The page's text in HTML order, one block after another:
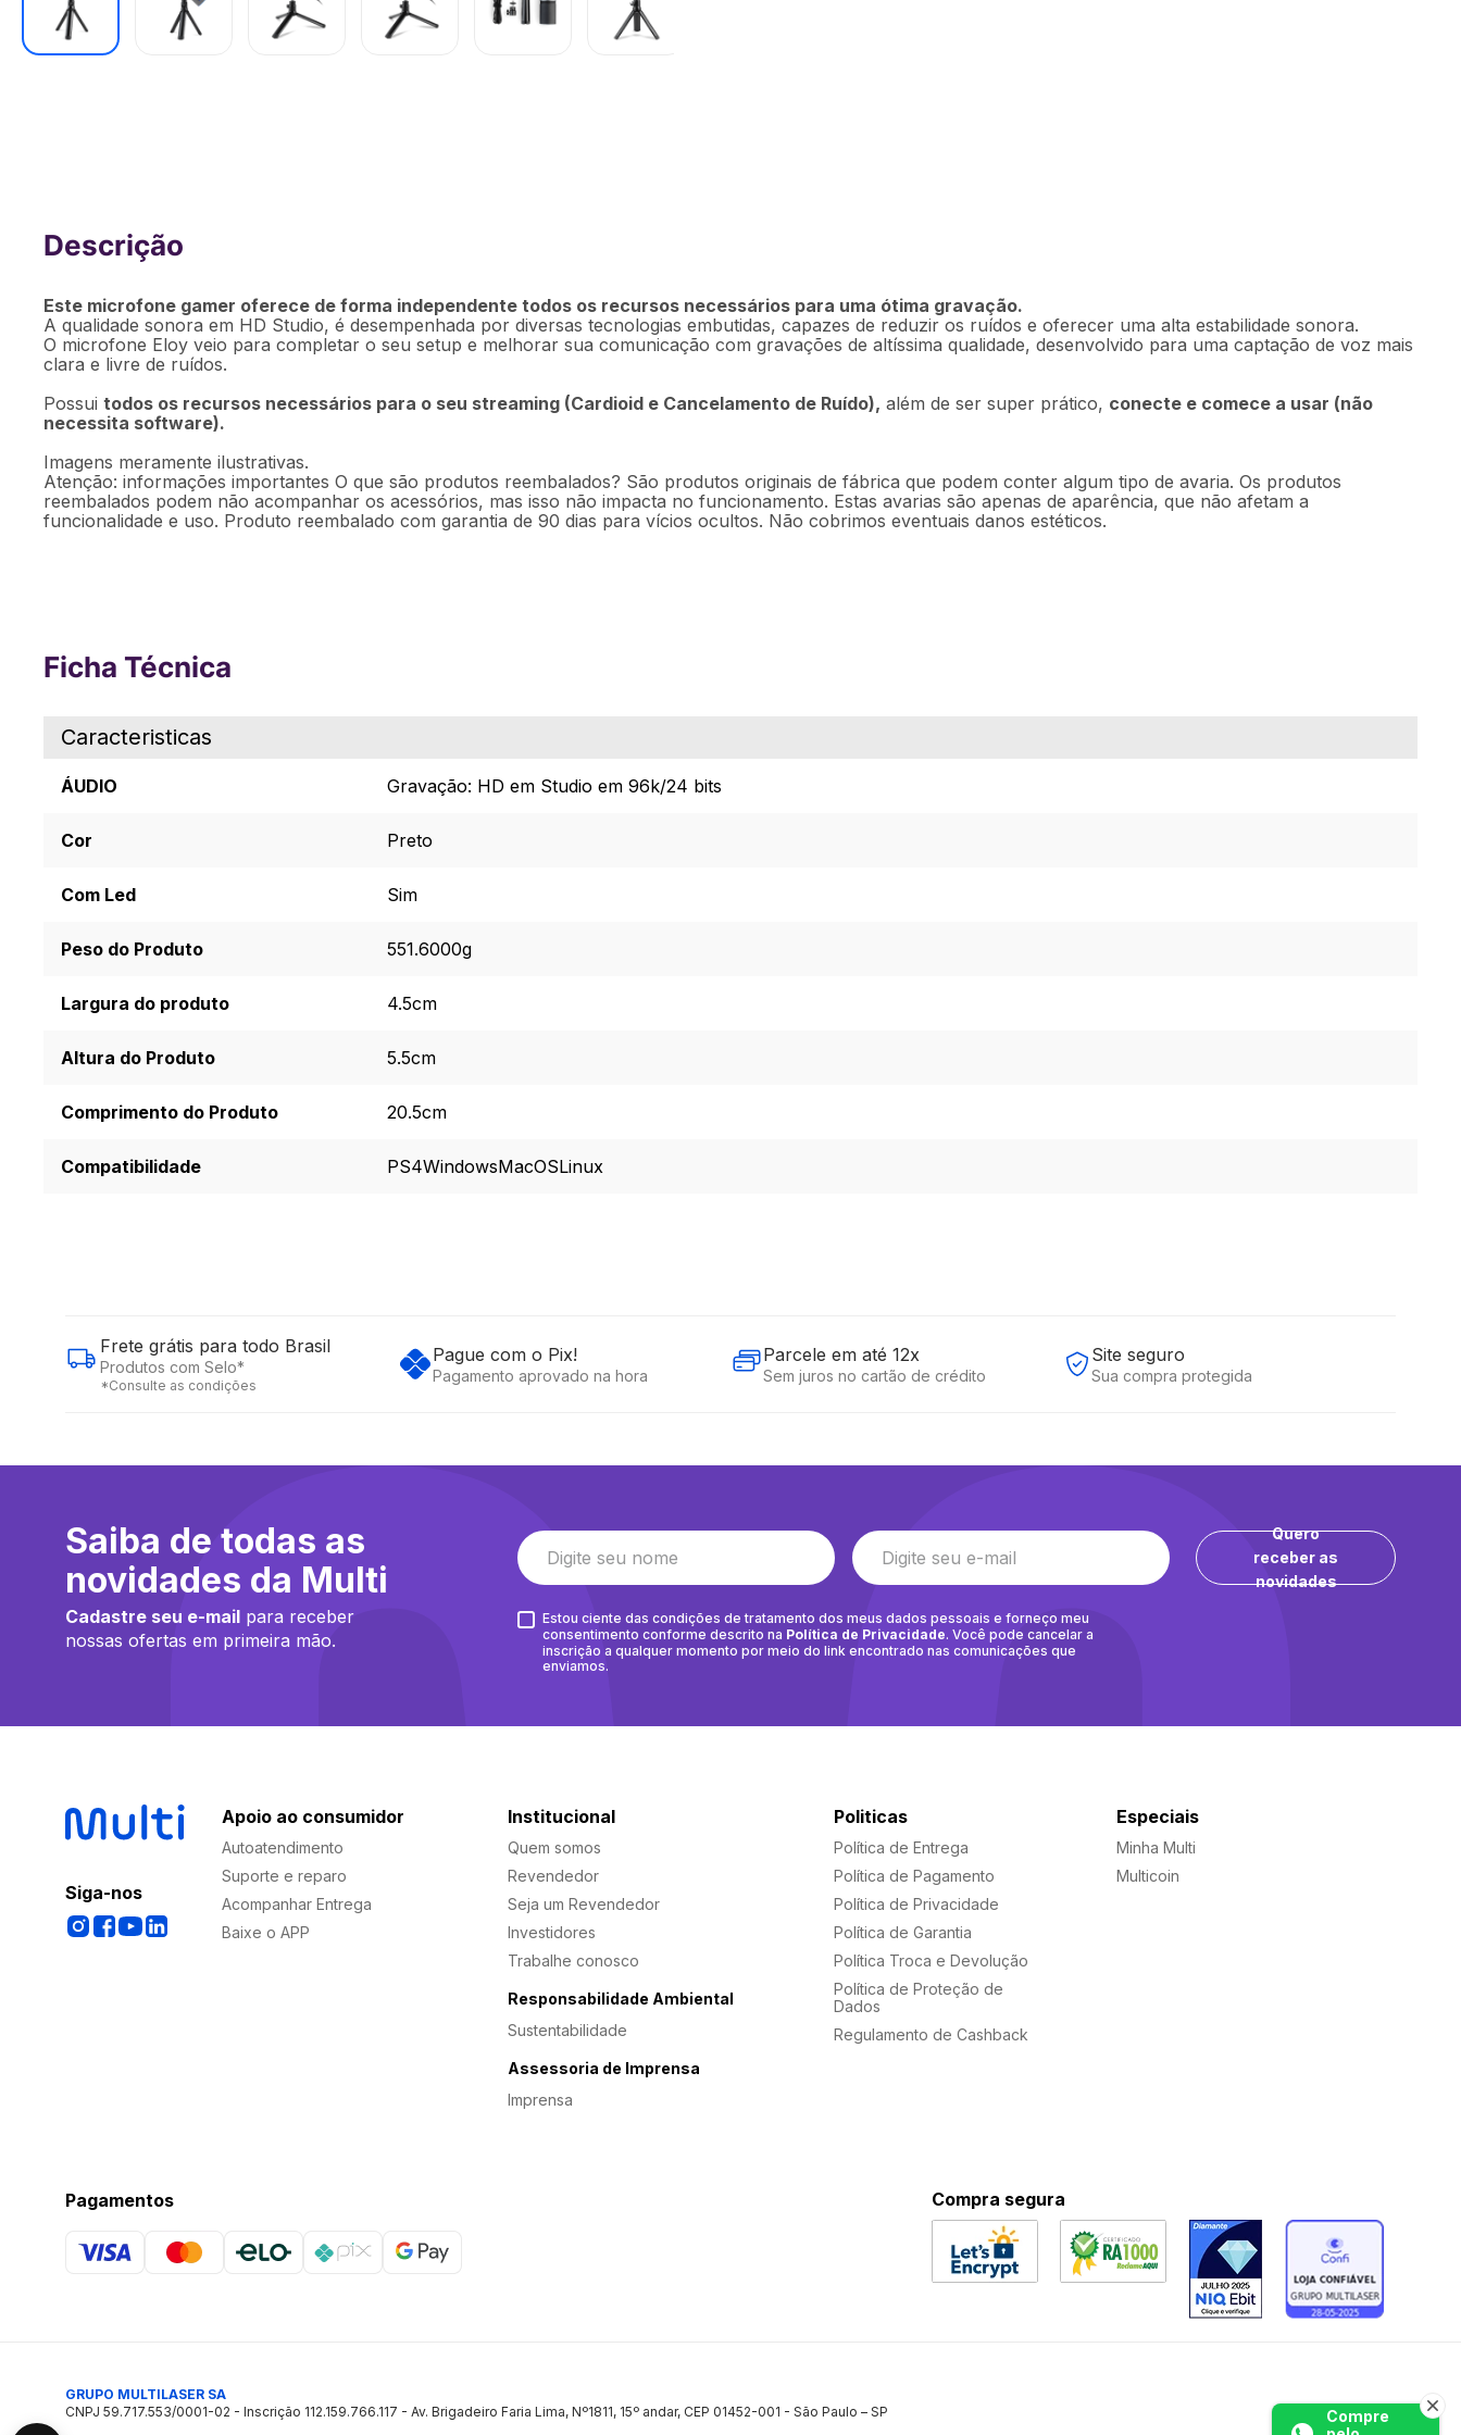
Compre
Warrior - PH337OUT [Reembalado]
Descrição Ficha técnica
Este microfone gamer oferece de forma independente todos os recursos necessários para uma ótima gravação.
A qualidade sonora em HD Studio, é desempenhada por diversas tecnologias embutidas, capazes de reduzir os ruídos e oferecer uma alta estabilidade sonora.
O microfone Eloy veio para completar o seu setup e melhorar sua comunicação com gravações de altíssima qualidade, desenvolvido para uma captação de voz mais
clara e livre de ruídos.
Possui todos os recursos necessários para o seu streaming (Cardioid e Cancelamento de Ruído), além de ser super prático, conecte e comece a usar (não
necessita software).
Imagens meramente ilustrativas.
Atenção: informações importantes O que são produtos reembalados? São produtos originais de fábrica que podem conter algum tipo de avaria. Os produtos
reembalados podem não acompanhar os acessórios, mas isso não impacta no funcionamento. Estas avarias são apenas de aparência, que não afetam a
funcionalidade e uso. Produto reembalado com garantia de 90 dias para vícios ocultos. Não cobrimos eventuais danos estéticos.
Ficha Técnica
Caracteristicas
ÁUDIO Gravação: HD em Studio em 96k/24 bits
Cor Preto
Com Led Sim
Peso do Produto 551.6000g
Largura do produto 4.5cm
Altura do Produto 5.5cm
Comprimento do Produto 20.5cm
Compatibilidade PS4WindowsMacOSLinux
Frete grátis para todo Brasil
Produtos com Selo*
*Consulte as condições
Pague com o Pix!
Pagamento aprovado na hora
Parcele em até 12x
Sem juros no cartão de crédito
Site seguro
Sua compra protegida
Saiba de todas as
novidades da Multi
Cadastre seu e-mail para receber
nossas ofertas em primeira mão.
Quero
receber as
novidades
Estou ciente das condições de tratamento dos meus dados pessoais e forneço meu
consentimento conforme descrito na Política de Privacidade. Você pode cancelar a
inscrição a qualquer momento por meio do link encontrado nas comunicações que
enviamos.
Siga-nos
Apoio ao consumidor
Autoatendimento
Suporte e reparo
Acompanhar Entrega
Baixe o APP
Institucional
Quem somos
Revendedor
Seja um Revendedor
Investidores
Trabalhe conosco
Responsabilidade Ambiental
Sustentabilidade
Assessoria de Imprensa
Imprensa
Politicas
Política de Entrega
Política de Pagamento
Política de Privacidade
Política de Garantia
Política Troca e Devolução
Política de Proteção de
Dados
Regulamento de Cashback
Especiais
Minha Multi
Multicoin
Pagamentos Compra segura
GRUPO MULTILASER SA
CNPJ 59.717.553/0001-02 - Inscrição 112.159.766.117 - Av. Brigadeiro Faria Lima, Nº1811, 15º andar, CEP 01452-001 - São Paulo – SP